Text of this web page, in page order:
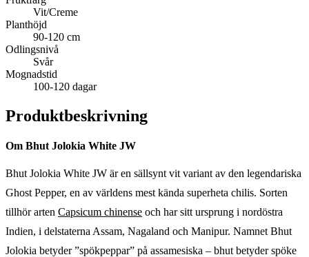
Vit/Creme
Planthöjd
90-120 cm
Odlingsnivå
Svår
Mognadstid
100-120 dagar
Produktbeskrivning
Om Bhut Jolokia White JW
Bhut Jolokia White JW är en sällsynt vit variant av den legendariska
Ghost Pepper, en av världens mest kända superheta chilis. Sorten
tillhör arten Capsicum chinense och har sitt ursprung i nordöstra
Indien, i delstaterna Assam, Nagaland och Manipur. Namnet Bhut
Jolokia betyder ”spökpeppar” på assamesiska – bhut betyder spöke